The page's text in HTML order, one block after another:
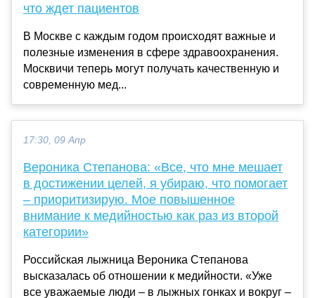
что ждет пациентов
В Москве с каждым годом происходят важные и
полезные изменения в сфере здравоохранения.
Москвичи теперь могут получать качественную и
современную мед...
17:30, 09 Апр
Вероника Степанова: «Все, что мне мешает
в достижении целей, я убираю, что помогает
– приоритизирую. Мое повышенное
внимание к медийностью как раз из второй
категории»
Российская лыжница Вероника Степанова
высказалась об отношении к медийности. «Уже
все уважаемые люди – в лыжных гонках и вокруг –